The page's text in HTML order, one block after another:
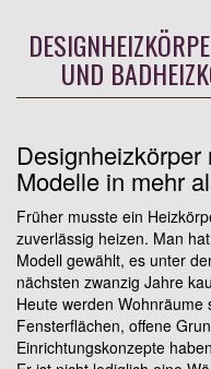
UND
Modelle in mehr
Früher musste ein
zuverlässig heizen. Man
Modell gewählt, es unter
nächsten zwanzig Jahre
Heute werden
Fensterflächen, offene
Einrichtungskonzepte